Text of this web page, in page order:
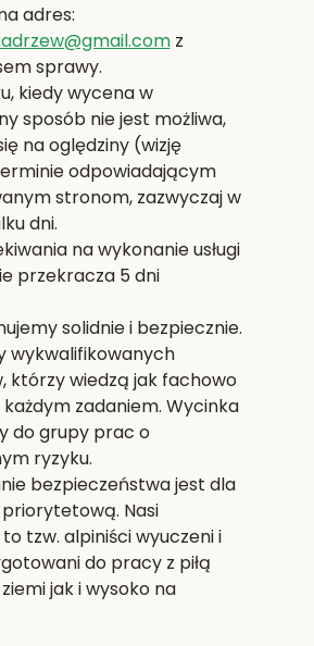
adres:
z
sprawy.
kiedy wycena w
sposób nie jest możliwa,
na oględziny (wizję
odpowiadającym
stronom, zazwyczaj w
dni.
na wykonanie usługi
przekracza 5 dni
solidnie i bezpiecznie.
wykwalifikowanych
którzy wiedzą jak fachowo
zadaniem. Wycinka
do grupy prac o
ryzyku.
bezpieczeństwa jest dla
Nasi
tzw. alpiniści wyuczeni i
do pracy z piłą
jak i wysoko na